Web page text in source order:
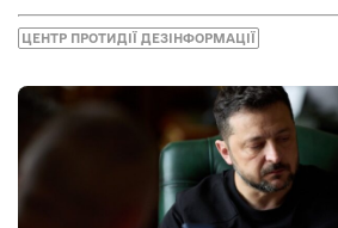
ЦЕНТР ПРОТИДІЇ ДЕЗІНФОРМАЦІЇ